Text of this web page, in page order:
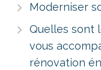
Moderniser
Quelles sont
vous
rénovation